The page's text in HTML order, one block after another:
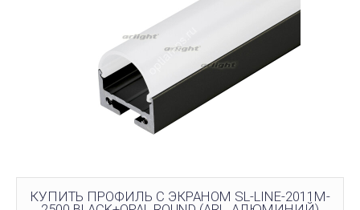
КУПИТЬ ПРОФИЛЬ С ЭКРАНОМ SL-LINE-2011M-